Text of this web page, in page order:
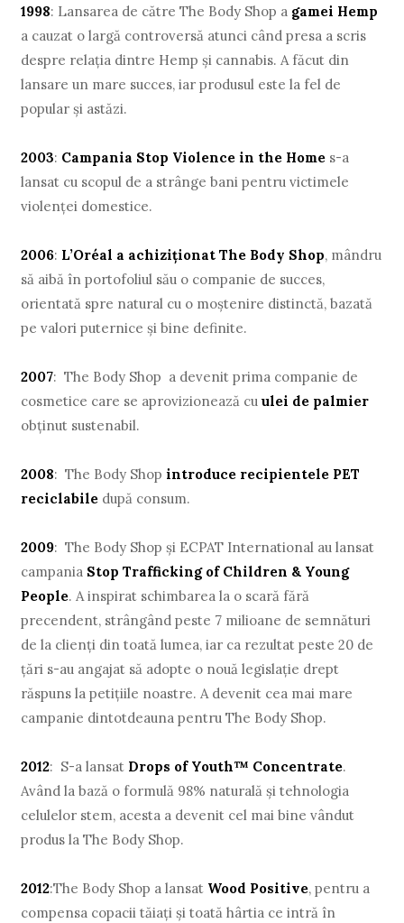
1998: Lansarea de către The Body Shop a gamei Hemp
a cauzat o largă controversă atunci când presa a scris
despre relaţia dintre Hemp şi cannabis. A făcut din
lansare un mare succes, iar produsul este la fel de
popular şi astăzi.
2003: Campania Stop Violence in the Home s-a
lansat cu scopul de a strânge bani pentru victimele
violenţei domestice.
2006: L’Oréal a achiziţionat The Body Shop, mândru
să aibă în portofoliul său o companie de succes,
orientată spre natural cu o moştenire distinctă, bazată
pe valori puternice şi bine definite.
2007: The Body Shop a devenit prima companie de
cosmetice care se aprovizionează cuulei de palmier
obţinut sustenabil.
2008: The Body Shopintroduce recipientele PET
reciclabile după consum.
2009: The Body Shop şi ECPAT International au lansat
campania Stop Trafficking of Children & Young
People. A inspirat schimbarea la o scară fără
precendent, strângând peste 7 milioane de semnături
de la clienţi din toată lumea, iar ca rezultat peste 20 de
ţări s-au angajat să adopte o nouă legislaţie drept
răspuns la petiţiile noastre. A devenit cea mai mare
campanie dintotdeauna pentru The Body Shop.
2012: S-a lansat Drops of Youth™ Concentrate.
Având la bază o formulă 98% naturală şi tehnologia
celulelor stem, acesta a devenit cel mai bine vândut
produs la The Body Shop.
2012:The Body Shop a lansat Wood Positive, pentru a
compensa copacii tăiaţi şi toată hârtia ce intră în